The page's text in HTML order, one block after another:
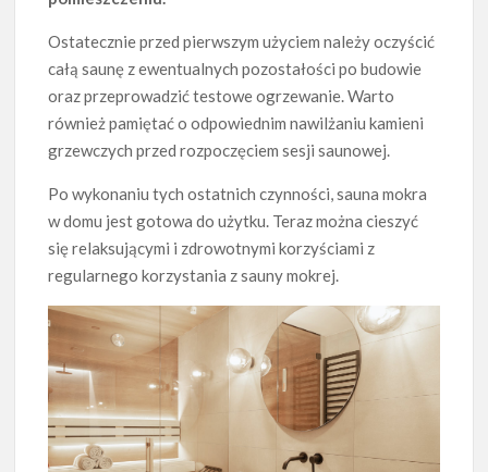
Ostatecznie przed pierwszym użyciem należy oczyścić
całą saunę z ewentualnych pozostałości po budowie
oraz przeprowadzić testowe ogrzewanie. Warto
również pamiętać o odpowiednim nawilżaniu kamieni
grzewczych przed rozpoczęciem sesji saunowej.
Po wykonaniu tych ostatnich czynności, sauna mokra
w domu jest gotowa do użytku. Teraz można cieszyć
się relaksującymi i zdrowotnymi korzyściami z
regularnego korzystania z sauny mokrej.